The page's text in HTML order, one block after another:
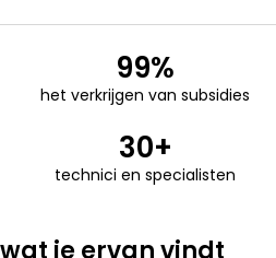
99%
het verkrijgen van subsidies
30+
technici en specialisten
je ervan vindt